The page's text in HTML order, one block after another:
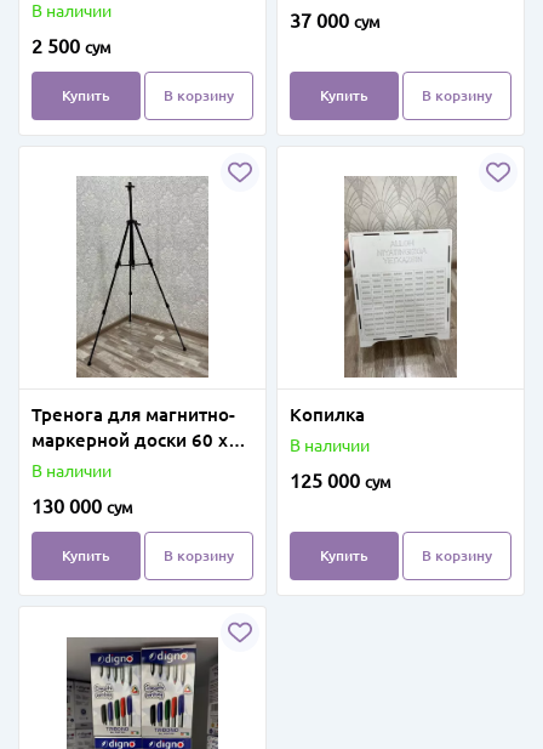
В наличии
2 500 сум
Купить В корзину
37 000 сум
Купить В корзину
Тренога для магнитно-
маркерной доски 60 х
90 мм (Черная)
В наличии
130 000 сум
Купить В корзину
Копилка
В наличии
125 000 сум
Купить В корзину